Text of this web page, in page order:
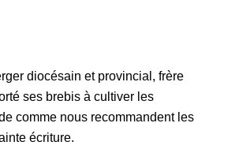
diocésain et provincial, frère
ses brebis à cultiver les
comme nous recommandent les
écriture.